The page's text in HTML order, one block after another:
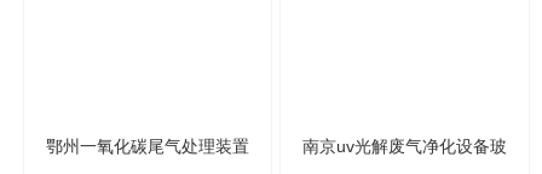
鄂州一氧化碳尾气处理装置 南京uv光解废气净化设备玻